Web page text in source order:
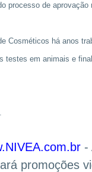
processo de aprovação
Cosméticos há anos
testes em animais e
-
promoções